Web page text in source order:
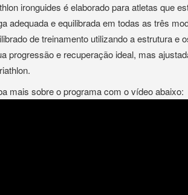
ironguides é elaborado para atletas que
adequada e equilibrada em todas as três
de treinamento utilizando a estrutura e
progressão e recuperação ideal, mas
mais sobre o programa com o vídeo abaixo: